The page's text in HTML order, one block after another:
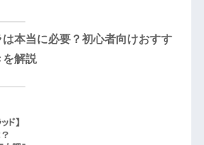
本当に必要？初心者向けおすす
を解説